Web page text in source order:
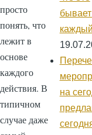
просто
понять, что
лежит в
основе
каждого
действия. В
типичном
случае даже
на